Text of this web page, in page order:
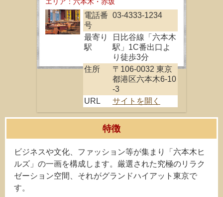
電話番
号
03-4333-1234
最寄り
駅
日比谷線「六本木
駅」1C番出口よ
り徒歩3分
住所
〒106-0032 東京
都港区六本木6-10
-3
URL
サイトを開く
特徴
ビジネスや文化、ファッション等が集まり「六本木ヒ
ルズ」の一画を構成します。厳選された究極のリラク
ゼーション空間、それがグランドハイアット東京で
す。